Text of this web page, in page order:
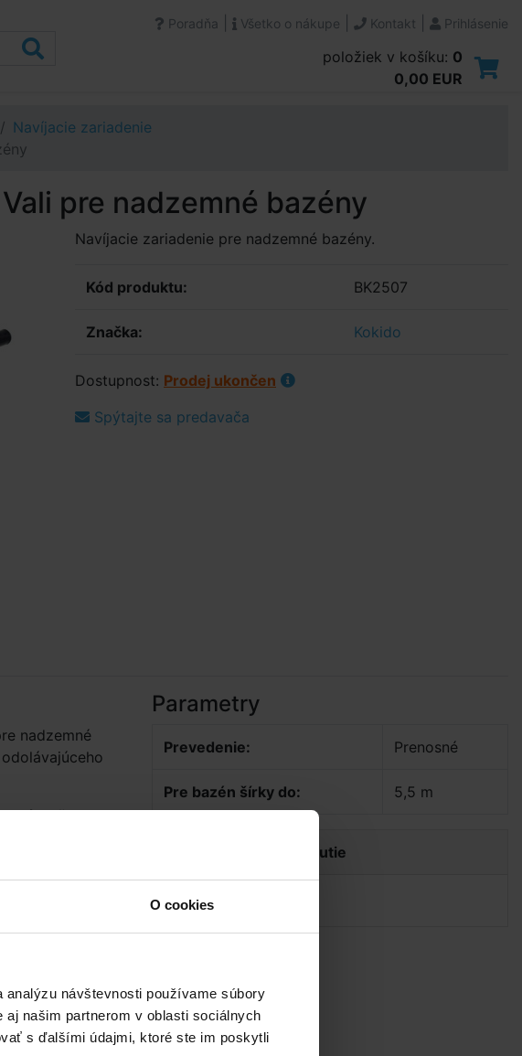
O cookies
návštevnosti používame súbory
našim partnerom v oblasti sociálnych
s ďalšími údajmi, ktoré ste im poskytli
Poradňa Všetko o nákupe Kontakt Prihlásenie
položiek v košíku: 0
0,00 EUR
Navíjacie zariadenie
pre nadzemné bazény
Navíjacie zariadenie pre nadzemné bazény.
Kód produktu: BK2507
Značka: Kokido
Dostupnost: Prodej ukončen
Spýtajte sa predavača
nadzemné
či
sa kúpať.
slanú vodu.
Parametry
Prevedenie: Prenosné
Pre bazén šírky do: 5,5 m
Dokumenty na stiahnutie
Návod na rolo Vali